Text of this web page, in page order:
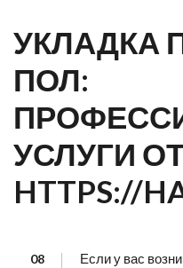
УКЛАДКА
ПОЛ:
УСЛУГИ
HTTPS://
08
Если у вас